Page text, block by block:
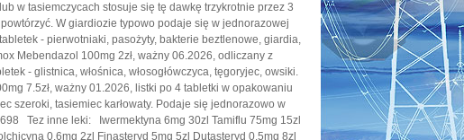
w tasiemczycach stosuje się tę dawkę trzykrotnie przez 3
W giardiozie typowo podaje się w jednorazowej
- pierwotniaki, pasożyty, bakterie beztlenowe, giardia,
Mebendazol 100mg 2zł, ważny 06.2026, odliczany z
- glistnica, włośnica, włosogłówczyca, tęgoryjec, owsiki.
7.5zł, ważny 01.2026, listki po 4 tabletki w opakowaniu
szeroki, tasiemiec karłowaty. Podaje się jednorazowo w
Tez inne leki: Iwermektyna 6mg 30zl Tamiflu 75mg 15zl
0.6mg 2zl Finasteryd 5mg 5zl Dutasteryd 0.5mg 8zl